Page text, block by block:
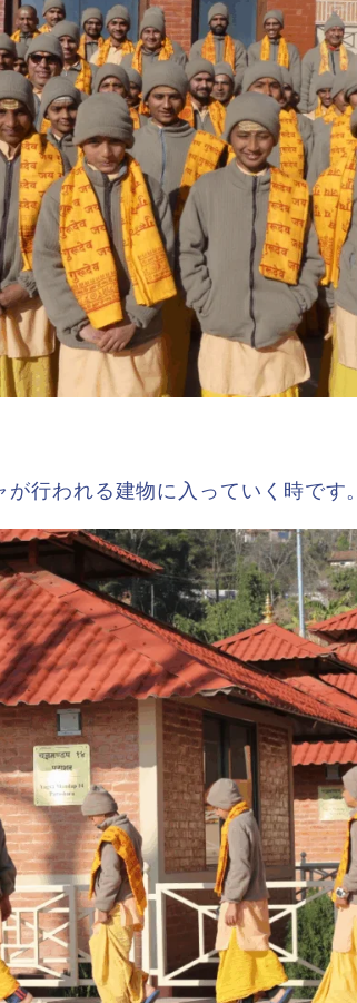
行われる建物に入っていく時です。